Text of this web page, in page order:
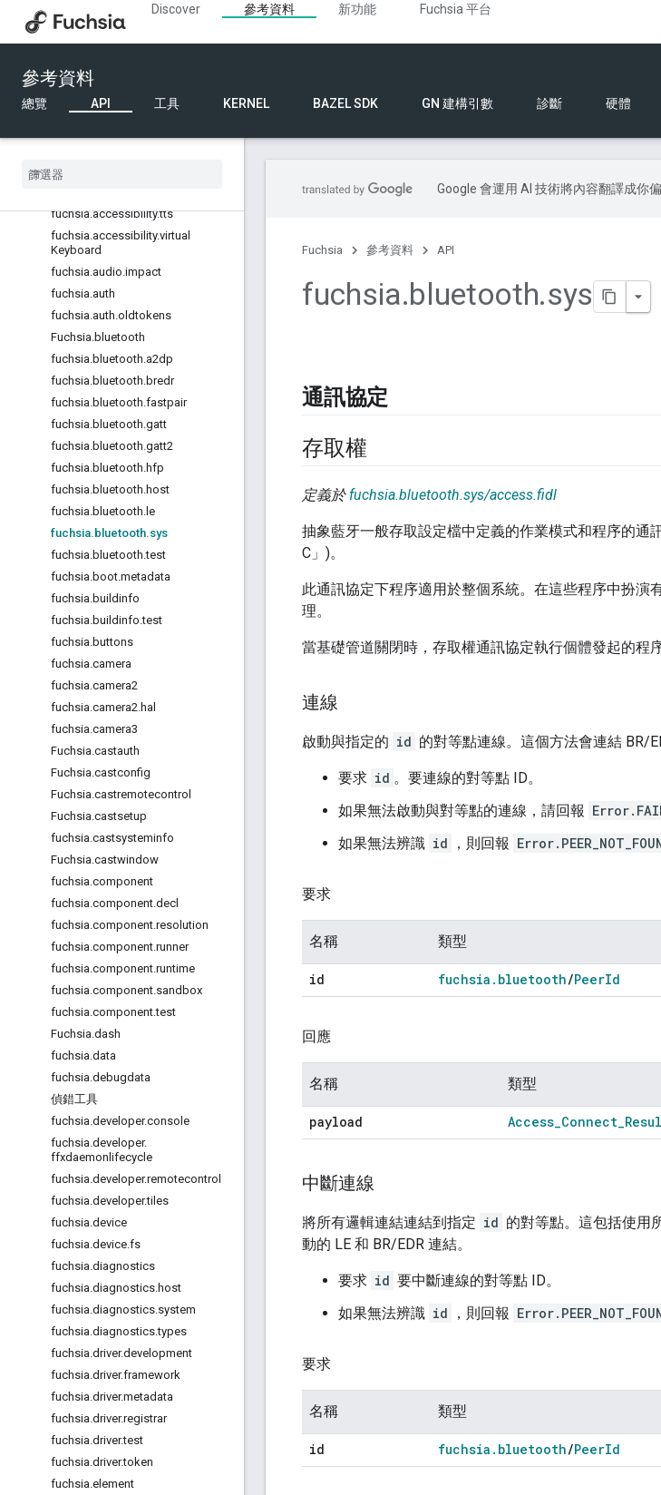
Discover 參考資料 新功能
Fuchsia 平台
參考資料
總覽 API 工具 KERNEL BAZEL SDK GN 建構引數 診斷 硬體
合作夥伴 SDK
總覽
API Level
fuchsia
fuchsia.accessibility.tts
fuchsia.accessibility.virtual
Keyboard
fuchsia.audio.impact
fuchsia.auth
fuchsia.auth.oldtokens
Fuchsia.bluetooth
fuchsia.bluetooth.a2dp
fuchsia.bluetooth.bredr
fuchsia.bluetooth.fastpair
fuchsia.bluetooth.gatt
fuchsia.bluetooth.gatt2
fuchsia.bluetooth.hfp
fuchsia.bluetooth.host
fuchsia.bluetooth. le
fuchsia. bluetooth.sys
fuchsia.bluetooth.test
fuchsia.boot.metadata
fuchsia.buildinfo
fuchsia.buildinfo.test
fuchsia.buttons
fuchsia.camera
fuchsia.camera2
fuchsia.camera2.hal
fuchsia.camera3
Fuchsia.castauth
Fuchsia.castconfig
Fuchsia.castremotecontrol
Fuchsia.castsetup
fuchsia.castsysteminfo
Fuchsia.castwindow
fuchsia.component
fuchsia.component.decl
fuchsia.component.resolution
fuchsia.component.runner
fuchsia.component.runtime
fuchsia.component.sandbox
fuchsia.component.test
Fuchsia.dash
fuchsia.data
fuchsia.debugdata
偵錯工具
fuchsia.developer.console
fuchsia.developer.
ffxdaemonlifecycle
fuchsia.developer.remotecontrol
fuchsia.developer.tiles
fuchsia.device
fuchsia.device.fs
fuchsia.diagnostics
fuchsia.diagnostics.host
fuchsia.diagnostics.system
fuchsia.diagnostics.types
fuchsia.driver.development
fuchsia.driver.framework
fuchsia.driver.metadata
fuchsia.driver.registrar
fuchsia.driver.test
fuchsia.driver.token
fuchsia.element
Google 會運用 AI 技術將內容翻譯成你
Fuchsia 參考資料 API
fuchsia.bluetooth.sys
通訊協定
存取權
定義於 fuchsia.bluetooth.sys/access.fidl
抽象藍牙一般存取設定檔中定義的作業模式和程序的通
C」)。
此通訊協定下程序適用於整個系統。在這些程序中扮演
理。
當基礎管道關閉時，存取權通訊協定執行個體發起的程
連線
啟動與指定的 id 的對等點連線。這個方法會連結 BR/
要求 id 。要連線的對等點 ID。
如果無法啟動與對等點的連線，請回報
如果無法辨識 id ，則回報
要求
名稱 類型
id fuchsia . bluetooth/PeerId
回應
名稱 類型
payload Access_Connect_
中斷連線
將所有邏輯連結連結到指定 id 的對等點。這包括使用
動的 LE 和 BR/EDR 連結。
要求 id 要中斷連線的對等點 ID。
如果無法辨識 id ，則回報
要求
名稱 類型
id fuchsia . bluetooth/PeerId